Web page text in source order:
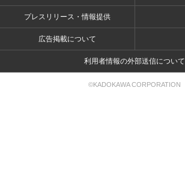
プレスリリース・情報提供
広告掲載について
利用者情報の外部送信について
©KADOKAWA CORPORATION